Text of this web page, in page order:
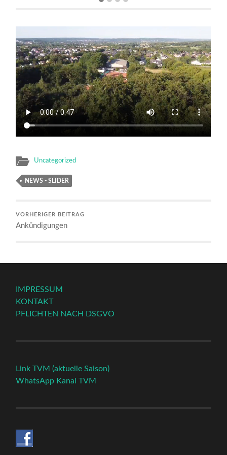
Uncategorized
NEWS - SLIDER
VORHERIGER BEITRAG
Ankündigungen
IMPRESSUM
KONTAKT
PFLICHTEN NACH DSGVO
Link TVM (aktuelle Saison)
WhatsApp Kanal TVM